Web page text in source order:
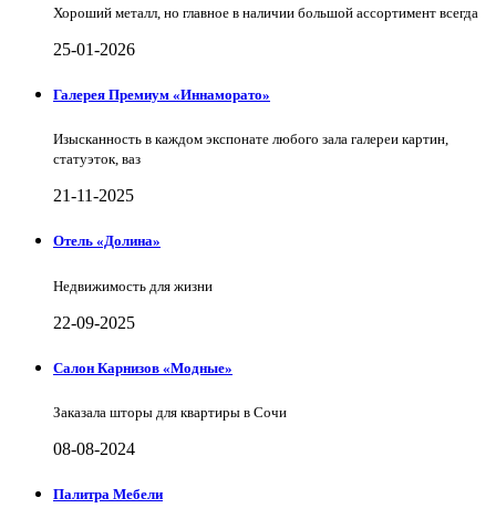
Хороший металл, но главное в наличии большой ассортимент всегда
25-01-2026
Галерея Премиум «Иннаморато»
Изысканность в каждом экспонате любого зала галереи картин,
статуэток, ваз
21-11-2025
Отель «Долина»
Недвижимость для жизни
22-09-2025
Салон Карнизов «Модные»
Заказала шторы для квартиры в Сочи
08-08-2024
Палитра Мебели